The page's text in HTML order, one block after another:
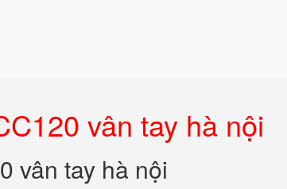
vân tay hà nội
vân tay hà nội